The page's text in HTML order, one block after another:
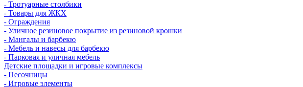
- Тротуарные столбики
- Товары для ЖКХ
- Ограждения
- Уличное резиновое покрытие из резиновой крошки
- Мангалы и барбекю
- Мебель и навесы для барбекю
- Парковая и уличная мебель
Детские площадки и игровые комплексы
- Песочницы
- Игровые элементы